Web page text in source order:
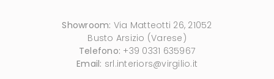
Showroom: Via Matteotti 26, 21052
Busto Arsizio (Varese)
Telefono: +39 0331 635967
Email: srl.interiors@virgilio.it